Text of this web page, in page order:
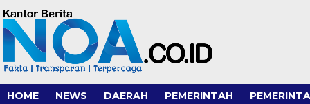
HOME NEWS DAERAH PEMERINTAH